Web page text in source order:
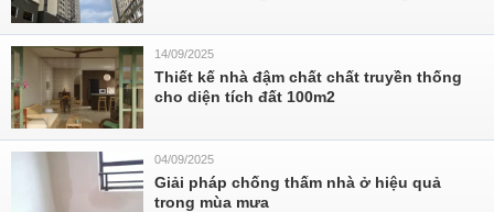
14/09/2025
Thiết kế nhà đậm chất chất truyền thống
cho diện tích đất 100m2
04/09/2025
Giải pháp chống thấm nhà ở hiệu quả
trong mùa mưa